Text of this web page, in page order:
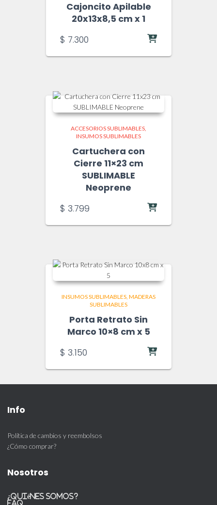
Cajoncito Apilable
20x13x8,5 cm x 1
$ 7.300
ACCESORIOS SUBLIMABLES
INSUMOS SUBLIMABLES
Cartuchera con
Cierre 11×23 cm
SUBLIMABLE
Neoprene
$ 3.799
INSUMOS SUBLIMABLES MADERAS
SUBLIMABLES
Porta Retrato Sin
Marco 10×8 cm x 5
$ 3.150
Info
Política de cambios y reembolsos
¿Cómo comprar?
Nosotros
¿Quiénes somos?
FAQ